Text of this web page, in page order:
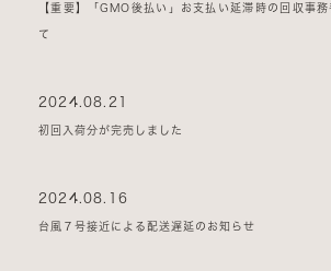
【重要】「GMO後払い」お支払い延滞時の回収事
て
2024.08.21
初回入荷分が完売しました
2024.08.16
台風７号接近による配送遅延のお知らせ